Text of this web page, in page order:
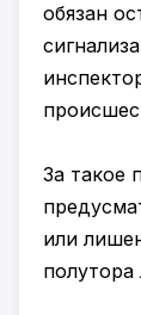
обязан
За такое
или
полутора